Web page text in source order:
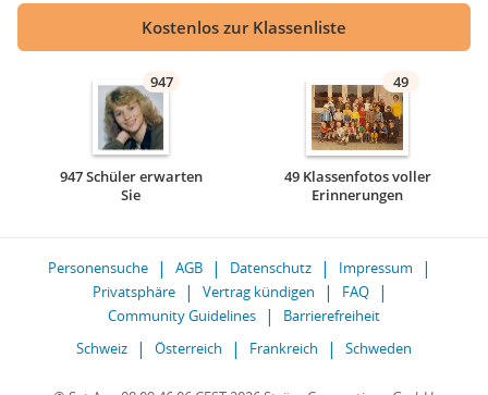
Kostenlos zur Klassenliste
947
947 Schüler erwarten
Sie
49
49 Klassenfotos voller
Erinnerungen
Personensuche AGB Datenschutz
Impressum
Privatsphäre
Vertrag kündigen
FAQ
Community Guidelines
Barrierefreiheit
Schweiz
Österreich Frankreich Schweden